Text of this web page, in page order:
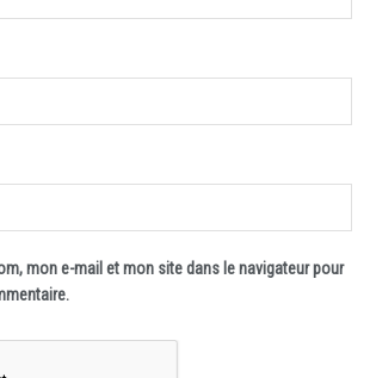
mon e-mail et mon site dans le navigateur pour